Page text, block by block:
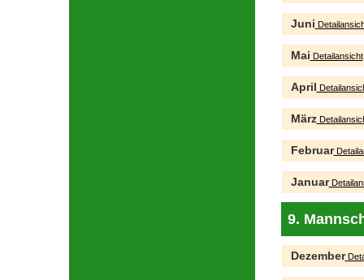
Juni
Mai Detailansicht
April
März
Februar
Januar
9.
Dezember